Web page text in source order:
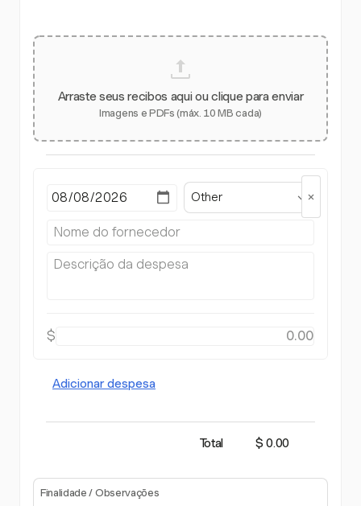
Arraste seus recibos aqui ou clique para enviar
Imagens e PDFs (máx. 10 MB cada)
Other
$
Adicionar despesa
Total $ 0.00
Finalidade / Observações